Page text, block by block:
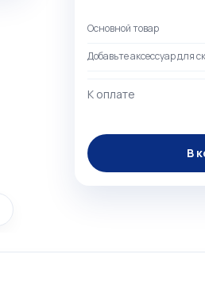
Основной товар
Добавьте аксессуар для
К оплате
В